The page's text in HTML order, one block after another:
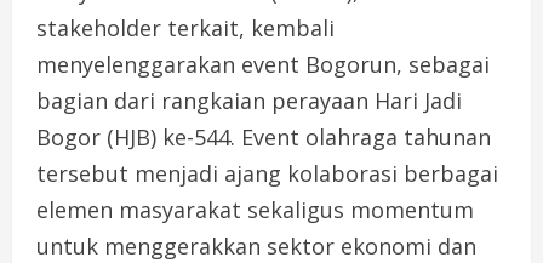
stakeholder terkait, kembali
menyelenggarakan event Bogorun, sebagai
bagian dari rangkaian perayaan Hari Jadi
Bogor (HJB) ke-544. Event olahraga tahunan
tersebut menjadi ajang kolaborasi berbagai
elemen masyarakat sekaligus momentum
untuk menggerakkan sektor ekonomi dan